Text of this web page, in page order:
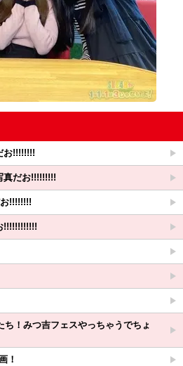
お!!!!!!!!
真だお!!!!!!!!!
!!!!!!!!
!!!!!!!!!!!!
！みつ吉フェスやっちゃうでちょ
！